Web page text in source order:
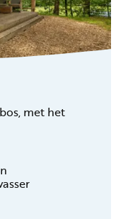
met het